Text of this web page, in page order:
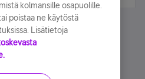
kolmansille osapuolille.
poistaa ne käytöstä
Lisätietoja